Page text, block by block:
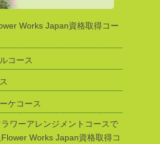
Works Japan資格取得コー
コース
ケコース
ワーアレンジメントコースで
Works Japan資格取得コ